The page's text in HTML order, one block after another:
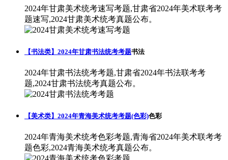
2024年甘肃美术统考速写考题,甘肃省2024年美术联考考
题速写,2024甘肃美术统考真题公布。
【书法类】2024年甘肃书法统考考题书法
2024年甘肃书法统考考题,甘肃省2024年书法联考考
题,2024甘肃书法统考真题公布。
【美术类】2024年青海美术统考考题(色彩)色彩
2024年青海美术统考色彩考题,青海省2024年美术联考考
题色彩,2024青海美术统考真题公布。